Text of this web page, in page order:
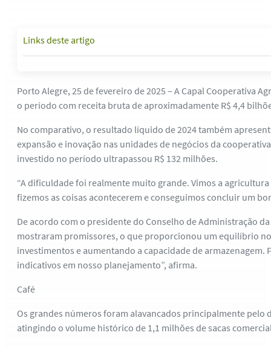
Links deste artigo
Porto Alegre, 25 de fevereiro de 2025 – A Capal Cooperativa
o período com receita bruta de aproximadamente R$ 4,4
No comparativo, o resultado líquido de 2024 também
expansão e inovação nas unidades de negócios da
investido no período ultrapassou R$ 132 milhões.
“A dificuldade foi realmente muito grande. Vimos a
fizemos as coisas acontecerem e conseguimos concluir um
De acordo com o presidente do Conselho de Administração
mostraram promissores, o que proporcionou um equilíbrio
investimentos e aumentando a capacidade de armazenagem.
indicativos em nosso planejamento”, afirma.
Café
Os grandes números foram alavancados principalmente pelo
atingindo o volume histórico de 1,1 milhões de sacas